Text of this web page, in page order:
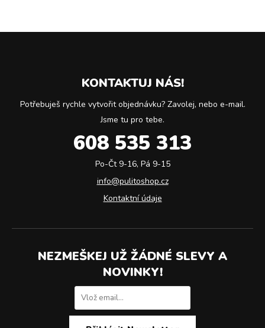
KONTAKTUJ NÁS!
Potřebuješ rychle vytvořit objednávku? Zavolej, nebo e-mail.
Jsme tu pro tebe.
608 535 313
Po-Čt 9-16, Pá 9-15
info@pulitoshop.cz
Kontaktní údaje
NEZMEŠKEJ UŽ ŽÁDNÉ SLEVY A
NOVINKY!